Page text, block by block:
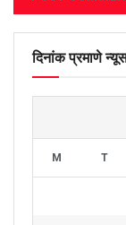
दिनांक प्रमाणे
M T